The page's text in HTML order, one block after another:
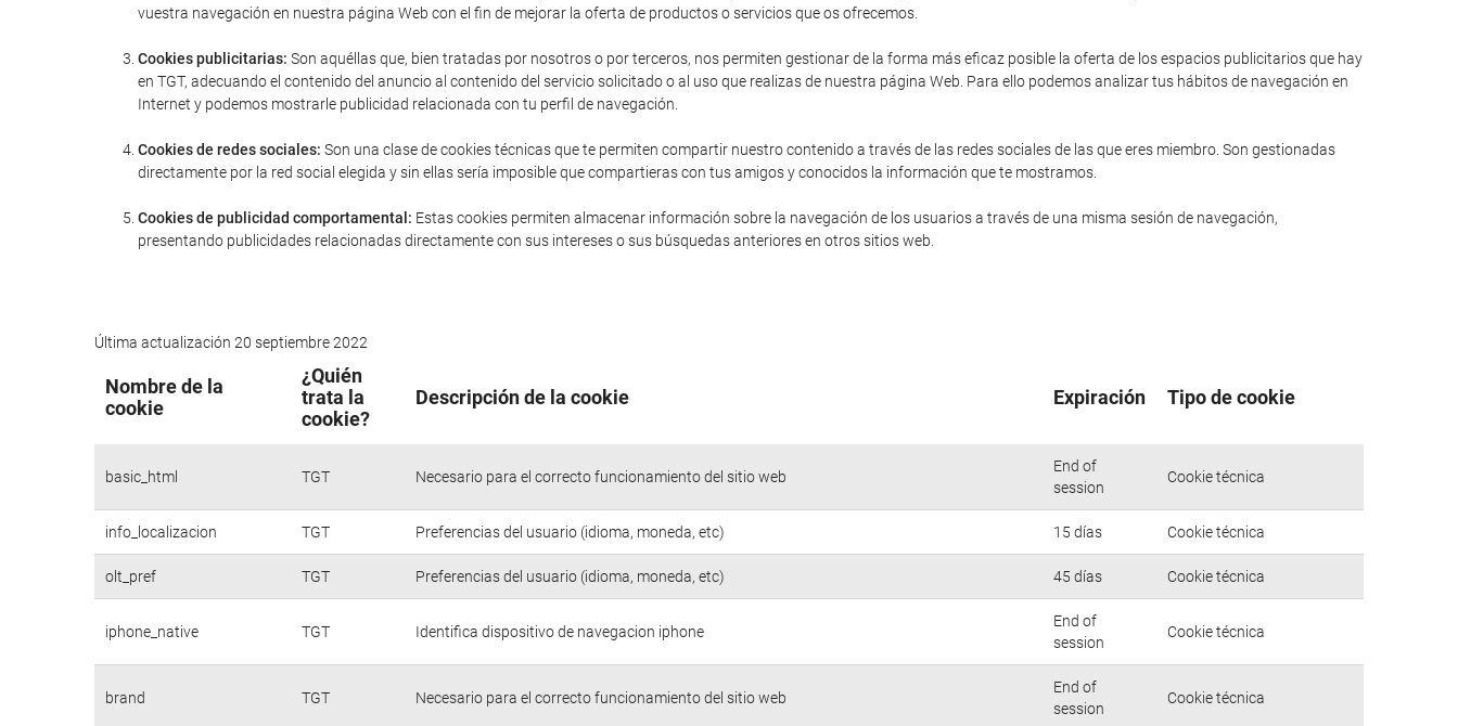
vuestra navegación en nuestra página Web con el fin de mejorar la oferta de productos o servicios que os ofrecemos.
Cookies publicitarias: Son aquéllas que, bien tratadas por nosotros o por terceros, nos permiten gestionar de la forma más eficaz posible la oferta de los espacios publicitarios que hay
en TGT, adecuando el contenido del anuncio al contenido del servicio solicitado o al uso que realizas de nuestra página Web. Para ello podemos analizar tus hábitos de navegación en
Internet y podemos mostrarle publicidad relacionada con tu perfil de navegación.
Cookies de redes sociales: Son una clase de cookies técnicas que te permiten compartir nuestro contenido a través de las redes sociales de las que eres miembro. Son gestionadas
directamente por la red social elegida y sin ellas sería imposible que compartieras con tus amigos y conocidos la información que te mostramos.
Cookies de publicidad comportamental: Estas cookies permiten almacenar información sobre la navegación de los usuarios a través de una misma sesión de navegación,
presentando publicidades relacionadas directamente con sus intereses o sus búsquedas anteriores en otros sitios web.
Última actualización 20 septiembre 2022
Nombre de la
cookie
¿Quién
trata la
cookie?
Descripción de la cookie Expiración Tipo de cookie
basic_html TGT Necesario para el correcto funcionamiento del sitio web
End of
session
Cookie técnica
info_localizacion TGT Preferencias del usuario (idioma, moneda, etc) 15 días Cookie técnica
olt_pref TGT Preferencias del usuario (idioma, moneda, etc) 45 días Cookie técnica
iphone_native TGT Identifica dispositivo de navegacion iphone
End of
session
Cookie técnica
brand TGT Necesario para el correcto funcionamiento del sitio web
End of
session
Cookie técnica